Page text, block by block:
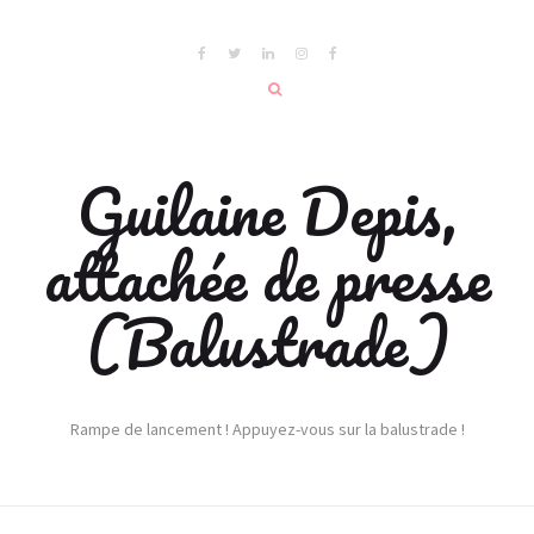
Guilaine Depis,
attachée de presse
(Balustrade)
Rampe de lancement ! Appuyez-vous sur la balustrade !